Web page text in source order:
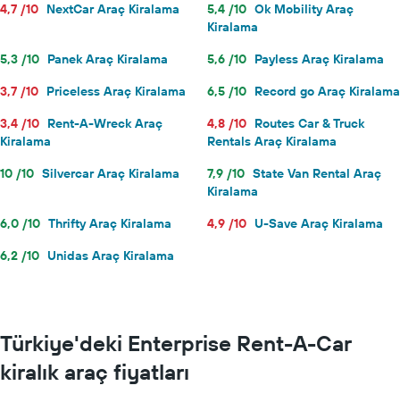
4,7 /10 NextCar Araç Kiralama 5,4 /10 Ok Mobility Araç
Kiralama
5,3 /10 Panek Araç Kiralama 5,6 /10 Payless Araç Kiralama
3,7 /10 Priceless Araç Kiralama 6,5 /10 Record go Araç Kiralama
3,4 /10 Rent-A-Wreck Araç
Kiralama
4,8 /10 Routes Car & Truck
Rentals Araç Kiralama
10 /10 Silvercar Araç Kiralama 7,9 /10 State Van Rental Araç
Kiralama
6,0 /10 Thrifty Araç Kiralama 4,9 /10 U-Save Araç Kiralama
6,2 /10 Unidas Araç Kiralama
Türkiye'deki Enterprise Rent-A-Car
kiralık araç fiyatları